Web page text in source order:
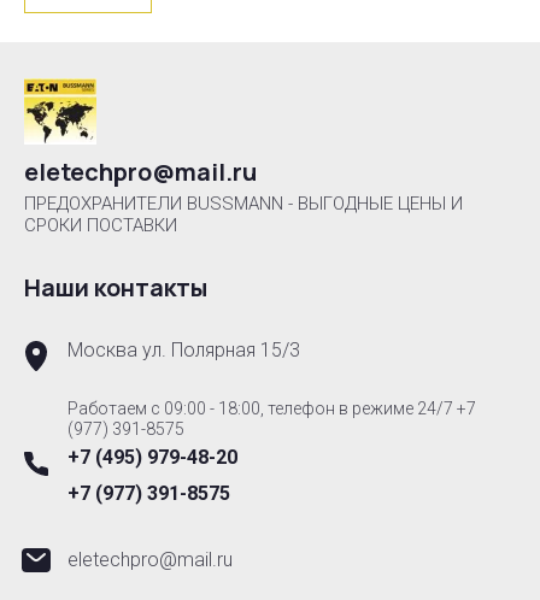
eletechpro@mail.ru
ПРЕДОХРАНИТЕЛИ BUSSMANN - ВЫГОДНЫЕ ЦЕНЫ И
СРОКИ ПОСТАВКИ
Наши контакты
Москва ул. Полярная 15/3
Работаем с 09:00 - 18:00, телефон в режиме 24/7 +7
(977) 391-8575
+7 (495) 979-48-20
+7 (977) 391-8575
eletechpro@mail.ru